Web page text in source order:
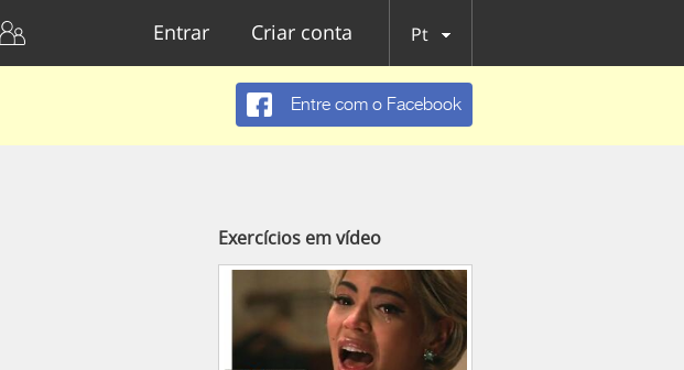
Entrar Criar conta Pt
Entre com o Facebook
Exercícios em vídeo